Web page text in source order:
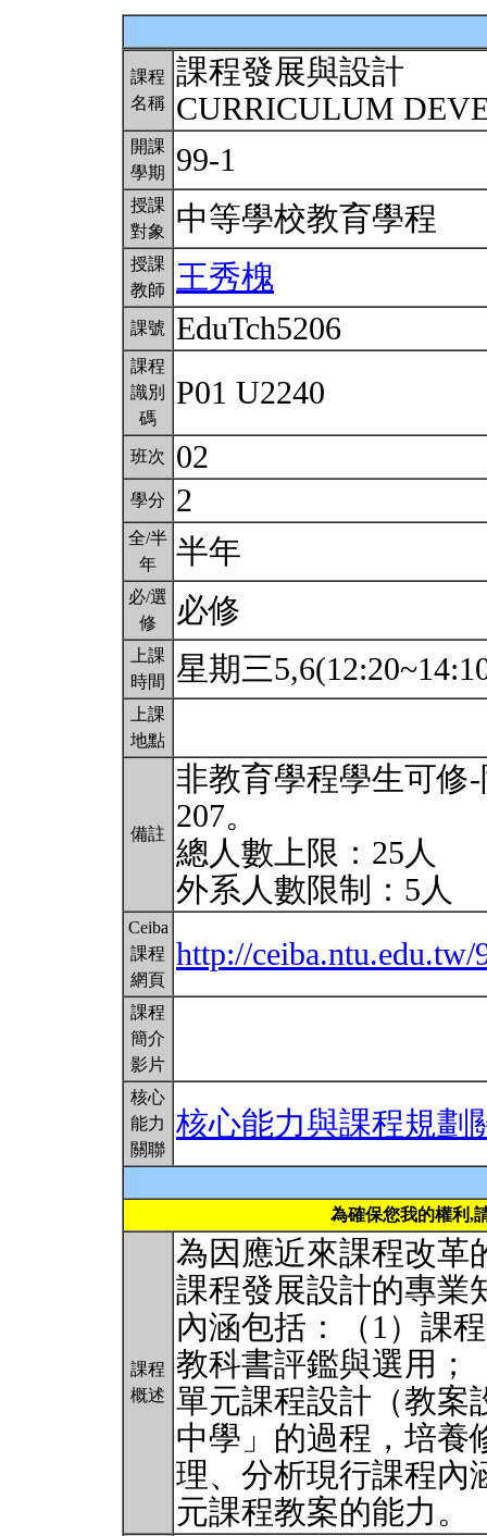
課程
名稱
課程發展與設計
CURRICULUM
開課
學期
99-1
授課
對象
中等學校教育學程
授課
教師
王秀槐
課號 EduTch5206
課程
識別
碼
P01 U2240
班次 02
學分 2
全/半
年
半年
必/選
修
必修
上課
時間
星期三
上課
地點
備註
非教育學程學生可修
207。
總人數上限：25人
外系人數限制：5人
Ceiba
課程
網頁
http://
課程
簡介
影片
核心
能力
關聯
核心能力與課程規劃
為確保您我的權利,
課程
概述
為因應近來課程改革
課程發展設計的專業
內涵包括：（1）課
教科書評鑑與選用；
單元課程設計（教案
中學」的過程，培養
理、分析現行課程內
元課程教案的能力。